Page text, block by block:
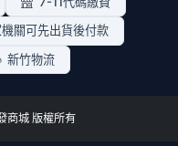
關可先出貨後付款
新竹物流
商城 版權所有